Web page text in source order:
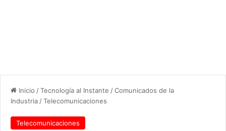
Inicio /Tecnología al Instante /Comunicados de la
Industria /Telecomunicaciones
Telecomunicaciones